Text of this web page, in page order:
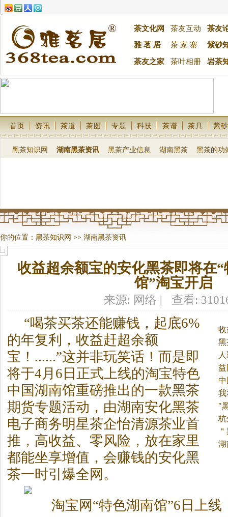
茶文化网 茶友互动
茶友
雅 茗 居
茶 家 寨 紫砂
茶友之家 茶叶相册 岩茶
首页 资讯 茶道 茶图 专题 科技 茶谱 茶具 紫砂
黑茶知识网 湖南黑茶资讯 黑茶产业信息 湖南黑茶 黑茶的功
你的位置： 黑茶知识网 >> 湖南黑茶资讯
收益超余额宝的安化黑茶即将在
馆”淘宝开启
来源: 网络 | 查看:
组
生
"
测
“喝茶买茶还能赚钱，起底6%
的年复利，收益赶超余额
宝！......”这并非玩笑话！而是即
将于4月6日正式上线的淘宝特色
中国湖南馆重磅推出的一款黑茶
期货专题活动，由湖南安化黑茶
电子商务明星茶企怡清源茶业首
推，高收益、零风险，放在家里
都能坐享增值，会赚钱的安化黑
茶一时引爆全网。
淘宝网“特色湖南馆”6日上线